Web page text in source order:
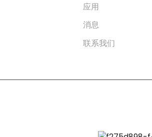
应用
消息
联系我们